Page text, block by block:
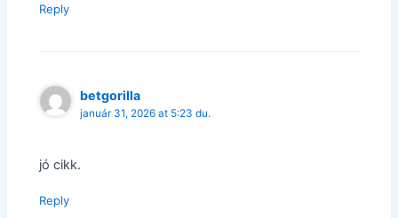
Reply
betgorilla
január 31, 2026 at 5:23 du.
jó cikk.
Reply